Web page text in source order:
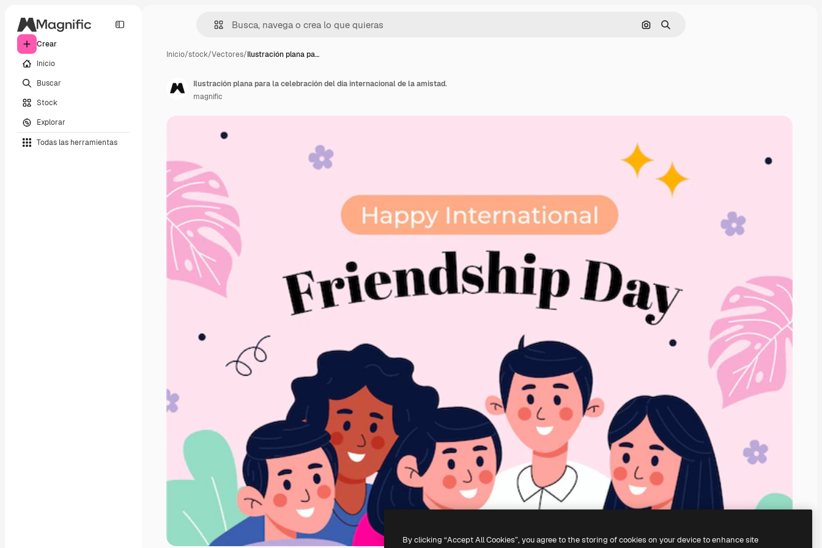
Crear
Inicio
Buscar
Stock
Explorar
Todas las herramientas
Buscar por imagen
Buscar
Inicio/stock/Vectores/Ilustración plana pa…
Ilustración plana para la celebración del día internacional de la amistad.
magnific
By clicking “Accept All Cookies”, you agree to the storing of cookies on your device to enhance site